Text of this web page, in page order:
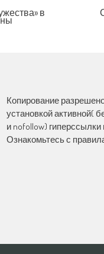
в
Копирование
установкой активной(
и nofollow) гиперссылки
Ознакомьтесь с